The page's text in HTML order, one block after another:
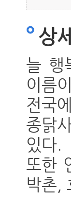
상
늘 행
이름
전국
종닭
있다.
또한
박촌,